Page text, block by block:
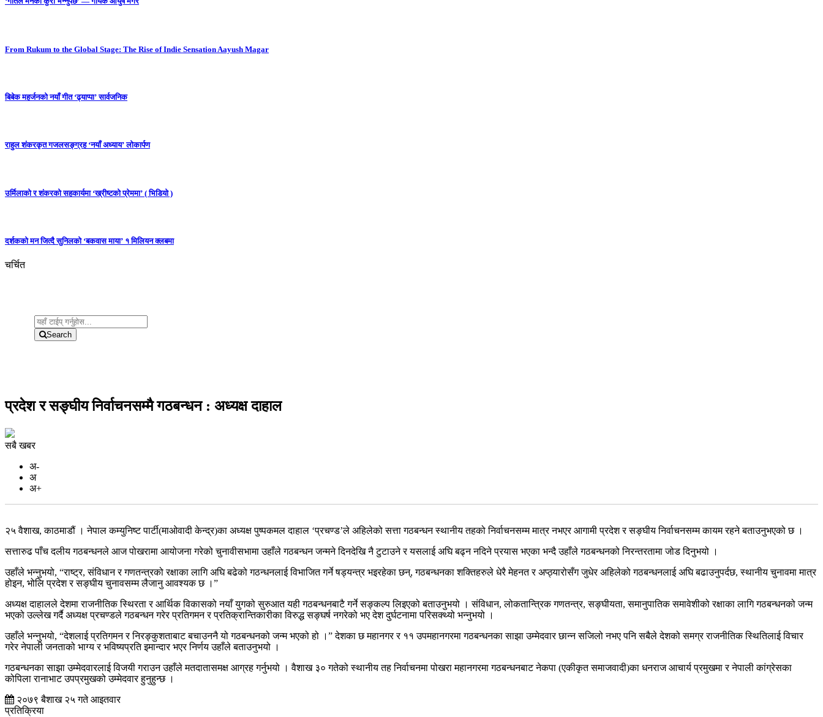
From Rukum to the Global Stage: The Rise of Indie Sensation Aayush Magar
बिबेक महर्जनको नयाँ गीत ‘ढ्याप्पा’ सार्वजनिक
राहुल शंकरकृत गजलसङ्ग्रह ‘नयाँ अध्याय’ लोकार्पण
उर्मिलाको र शंकरको सहकार्यमा ‘ख्रीष्टको प्रेममा’ ( भिडियो )
दर्शकको मन जित्दै सुनिलको ‘बकवास माया’ १ मिलियन क्लबमा
चर्चित
Search
प्रदेश र सङ्घीय निर्वाचनसम्मै गठबन्धन : अध्यक्ष दाहाल
सबै खबर
अ-
अ
अ+
२५ वैशाख, काठमाडौं । नेपाल कम्युनिष्ट पार्टी(माओवादी केन्द्र)का अध्यक्ष पुष्पकमल दाहाल ‘प्रचण्ड’ले अहिलेको सत्ता गठबन्धन स्थानीय तहको निर्वाचनसम्म मात्र नभएर आगामी प्रदेश र सङ्घीय निर्वाचनसम्म कायम रहने बताउनुभएको छ ।
सत्तारुढ पाँच दलीय गठबन्धनले आज पोखरामा आयोजना गरेको चुनावीसभामा उहाँले गठबन्धन जन्मने दिनदेखि नै टुटाउने र यसलाई अघि बढ्न नदिने प्रयास भएका भन्दै उहाँले गठबन्धनको निरन्तरतामा जोड दिनुभयो ।
उहाँले भन्नुभयो, “राष्ट्र, संविधान र गणतन्त्रको रक्षाका लागि अघि बढेको गठन्धनलाई विभाजित गर्ने षड्यन्त्र भइरहेका छन्, गठबन्धनका शक्तिहरुले धेरै मेहनत र अप्ठ्यारोसँग जुधेर अहिलेको गठबन्धनलाई अघि बढाउनुपर्दछ, स्थानीय चुनावमा मात्र
होइन, भोलि प्रदेश र सङ्घीय चुनावसम्म लैजानु आवश्यक छ ।”
अध्यक्ष दाहालले देशमा राजनीतिक स्थिरता र आर्थिक विकासको नयाँ युगको सुरुआत यही गठबन्धनबाटै गर्ने सङ्कल्प लिइएको बताउनुभयो । संविधान, लोकतान्त्रिक गणतन्त्र, सङ्घीयता, समानुपातिक समावेशीको रक्षाका लागि गठबन्धनको जन्म
भएको उल्लेख गर्दै अध्यक्ष प्रचण्डले गठबन्धन गरेर प्रतिगमन र प्रतिक्रान्तिकारीका विरुद्ध सङ्घर्ष नगरेको भए देश दुर्घटनामा परिसक्थ्यो भन्नुभयो ।
उहाँले भन्नुभयो, “देशलाई प्रतिगमन र निरङ्कुशताबाट बचाउननै यो गठबन्धनको जन्म भएको हो ।” देशका छ महानगर र ११ उपमहानगरमा गठबन्धनका साझा उम्मेदवार छान्न सजिलो नभए पनि सबैले देशको समग्र राजनीतिक स्थितिलाई विचार
गरेर नेपाली जनताको भाग्य र भविष्यप्रति इमान्दार भएर निर्णय उहाँले बताउनुभयो ।
गठबन्धनका साझा उम्मेदवारलाई विजयी गराउन उहाँले मतदातासमक्ष आग्रह गर्नुभयो । वैशाख ३० गतेको स्थानीय तह निर्वाचनमा पोखरा महानगरमा गठबन्धनबाट नेकपा (एकीकृत समाजवादी)का धनराज आचार्य प्रमुखमा र नेपाली कांग्रेसका
कोपिला रानाभाट उपप्रमुखको उम्मेदवार हुनुहुन्छ ।
२०७९ बैशाख २५ गते आइतवार
प्रतिक्रिया